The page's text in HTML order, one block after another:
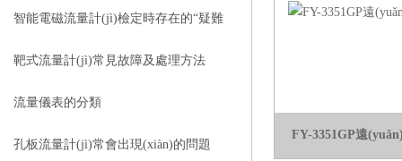
智能電磁流量計(jì)檢定時存在的“疑難
雜癥”
靶式流量計(jì)常見故障及處理方法
流量儀表的分類
孔板流量計(jì)常會出現(xiàn)的問題
FY-3351GP遠